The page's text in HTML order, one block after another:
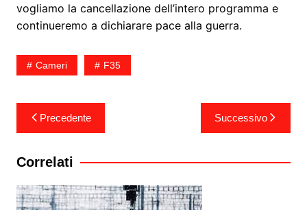
vogliamo la cancellazione dell’intero programma e
continueremo a dichiarare pace alla guerra.
Cameri F35
Navigazione
articoli
Precedente Successivo
Correlati